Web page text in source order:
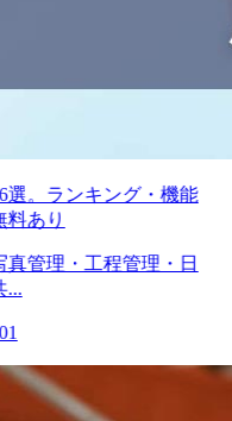
選。ランキング・機能
料あり
管理・工程管理・日
...